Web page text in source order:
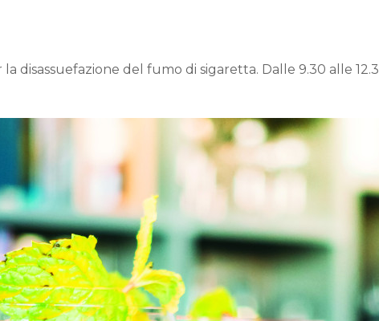
disassuefazione del fumo di sigaretta. Dalle 9.30 alle